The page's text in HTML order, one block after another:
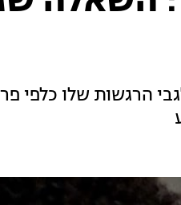
הרגשות שלו כלפי